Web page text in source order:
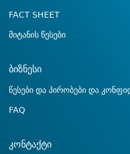
FACT SHEET
მიტანის წესები
ბიზნესი
წესები და პირობები და
FAQ
კონტაქტი